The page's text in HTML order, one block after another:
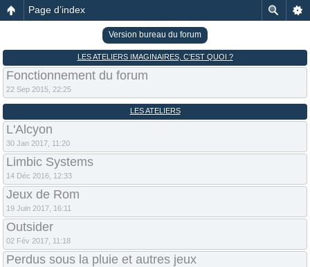
Page d’index
Version bureau du forum
LES ATELIERS IMAGINAIRES, C’EST QUOI ?
Fonctionnement du forum
22 Sep 2015, 22:25
LES ATELIERS
L'Alcyon
30 Jan 2017, 11:20
Limbic Systems
14 Déc 2016, 12:33
Jeux de Rom
19 Juin 2017, 16:11
Outsider
02 Fév 2017, 11:18
Perdus sous la pluie et autres jeux